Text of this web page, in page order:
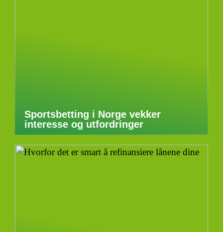
Sportsbetting i Norge vekker
interesse og utfordringer